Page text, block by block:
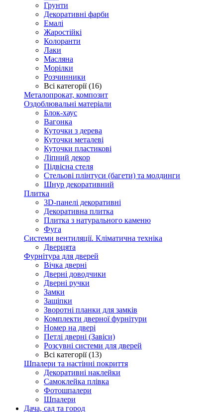
Грунти
Декоративні фарби
Емалі
Жаростійкі
Колоранти
Лаки
Масляна
Морілки
Розчинники
Всі категорії (16)
Металопрокат, композит
Оздоблювальні матеріали
Блок-хаус
Вагонка
Куточки з дерева
Куточки металеві
Куточки пластикові
Ліпний декор
Підвісна стеля
Стельові плінтуси (багети) та молдинги
Шнур декоративний
Плитка
3D-панелі декоративні
Декоративна плитка
Плитка з натурального каменю
Фуга
Системи вентиляції. Кліматична техніка
Дверцята
Фурнітура для дверей
Вічка дверні
Дверні доводчики
Дверні ручки
Замки
Защіпки
Зворотні планки для замків
Комплекти дверної фурнітури
Номер на двері
Петлі дверні (Завіси)
Розсувні системи для дверей
Всі категорії (13)
Шпалери та настінні покриття
Декоративні наклейки
Самоклейка плівка
Фотошпалери
Шпалери
Дача, сад та город